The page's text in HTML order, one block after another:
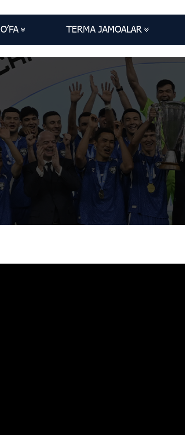
O’FA TERMA JAMOALAR